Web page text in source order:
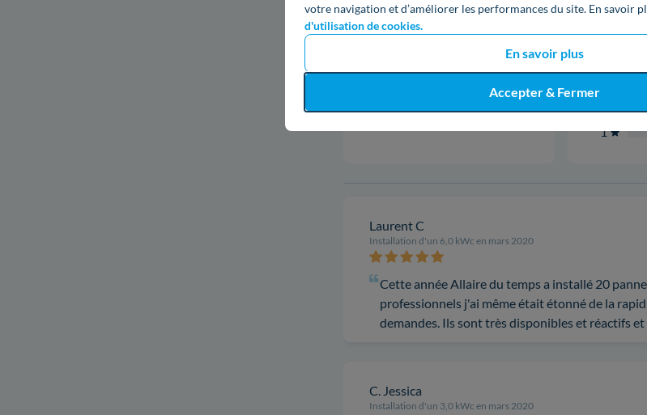
votre navigation et d’améliorer les performances du site. En savoir
d'utilisation de cookies.
En savoir plus
Accepter & Fermer
4
3
2
1
Laurent C
Installation d'un 6,0 kWc en mars 2020
Cette année Allaire du temps a installé 20
professionnels j'ai même était étonné de la
demandes. Ils sont très disponibles et réactifs
C. Jessica
Installation d'un 3,0 kWc en mars 2020